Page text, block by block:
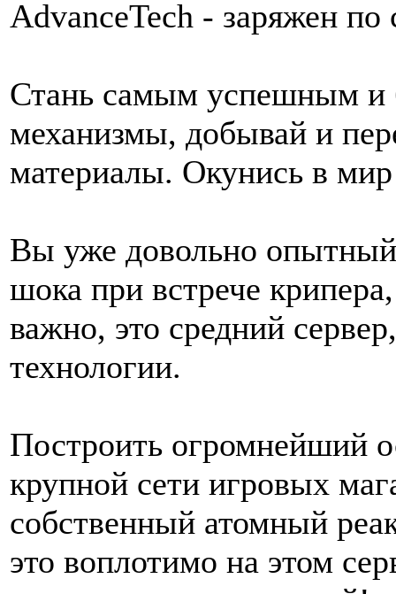
AdvanceTech - заряжен
Стань самым успешным и
механизмы, добывай и
материалы. Окунись в
Вы уже довольно
шока при встрече
важно, это средний
технологии.
Построить огромнейший
крупной сети игровых
собственный атомный
это воплотимо на этом